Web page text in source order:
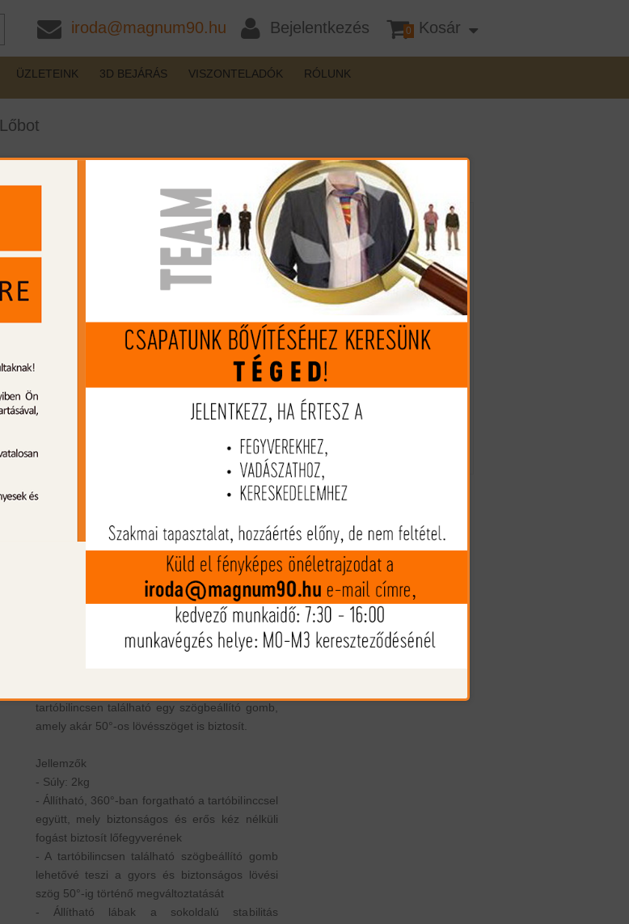
Kosár
0
Bejelentkezés
iroda@magnum90.hu
ÜZLETEINK 3D BEJÁRÁS VISZONTELADÓK
RÓLUNK
Lőbot
Gyártó: Primos
PR65831
A Primos Edge Aluminum Tripod egy könnyű és
stabil háromlábú lőbot, amelyet a pontos
célzás és a stabil lőállás elérése érdekében
mindez megfizethető áron! Ez minden, amire
valaha is vágyhat egy vadász, és ez amit az új
Primos Edge Aluminum Tripod lőbot nyújtani
tud!
alapoktól kezdve vadászok tervezték valódi
vadászok számára, ami azt jelenti, hogy a
lőbotot tesztelték minden helyzetben, minden
lőfegyverrel, minden pozícióban és szinte
minden elképzelhető helyen. A lőbot rendkívül
masszív alumíniumból készült, amely állítható,
valamint 360°-ban forgatható a tartóbilincsel
tartóbilincsen található egy szögbeállító gomb,
amely akár 50°-os lövésszöget is biztosít.
Jellemzők
- Súly: 2kg
- Állítható, 360°-ban forgatható a tartóbilinccsel
együtt, mely biztonságos és erős kéz nélküli
fogást biztosít lőfegyverének
- A tartóbilincsen található szögbeállító gomb
lehetővé teszi a gyors és biztonságos lövési
szög 50°-ig történő megváltoztatását
- Állítható lábak a sokoldalú stabilitás
Mennyiség:
107.590 Ft (€ 297.21)
75.990 Ft
(€ 209.92)
Az árak és készlet információk
ajánlattételnek nem minősülnek!
Az árváltozás jogát fenntartjuk!